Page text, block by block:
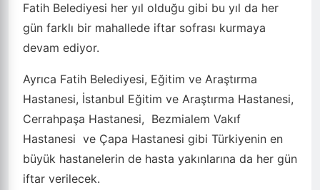
Fatih Belediyesi her yıl olduğu gibi bu yıl da her
gün farklı bir mahallede iftar sofrası kurmaya
devam ediyor.
Ayrıca Fatih Belediyesi, Eğitim ve Araştırma
Hastanesi, İstanbul Eğitim ve Araştırma Hastanesi,
Cerrahpaşa Hastanesi, Bezmialem Vakıf
Hastanesi ve Çapa Hastanesi gibi Türkiyenin en
büyük hastanelerin de hasta yakınlarına da her gün
iftar verilecek.